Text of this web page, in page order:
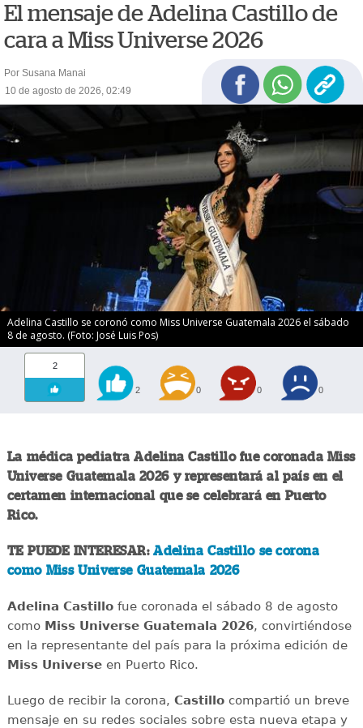
El mensaje de Adelina Castillo de
cara a Miss Universe 2026
Por Susana Manai
10 de agosto de 2026, 02:49
Adelina Castillo se coronó como Miss Universe Guatemala 2026 el sábado
8 de agosto. (Foto: José Luis Pos)
2
2 0 0 0
La médica pediatra Adelina Castillo fue coronada Miss
Universe Guatemala 2026 y representará al país en el
certamen internacional que se celebrará en Puerto
Rico.
TE PUEDE INTERESAR:Adelina Castillo se corona
como Miss Universe Guatemala 2026
Adelina Castillofue coronada el sábado 8 de agosto
como Miss Universe Guatemala 2026, convirtiéndose
en la representante del país para la próxima edición de
Miss Universeen Puerto Rico.
Luego de recibir la corona, Castillocompartió un breve
mensaje en su redes sociales sobre esta nueva etapa y